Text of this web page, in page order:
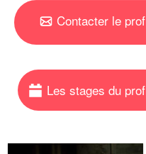
Contacter le prof